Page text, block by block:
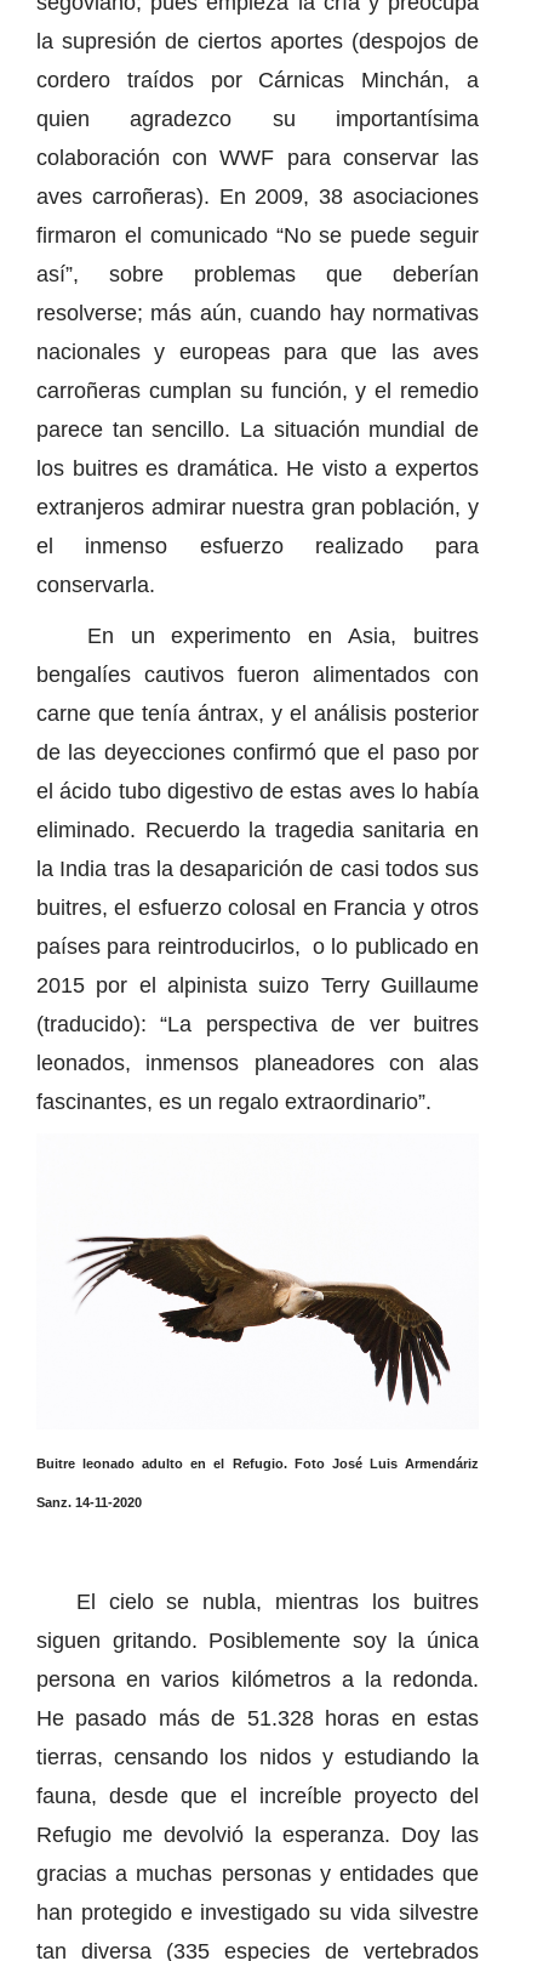
la supresión de ciertos aportes (despojos de
cordero traídos por Cárnicas Minchán, a
quien agradezco su importantísima
colaboración con WWF para conservar las
aves carroñeras). En 2009, 38 asociaciones
firmaron el comunicado “No se puede seguir
así”, sobre problemas que deberían
resolverse; más aún, cuando hay normativas
nacionales y europeas para que las aves
carroñeras cumplan su función, y el remedio
parece tan sencillo. La situación mundial de
los buitres es dramática. He visto a expertos
extranjeros admirar nuestra gran población, y
el inmenso esfuerzo realizado para
conservarla.
En un experimento en Asia, buitres
bengalíes cautivos fueron alimentados con
carne que tenía ántrax, y el análisis posterior
de las deyecciones confirmó que el paso por
el ácido tubo digestivo de estas aves lo había
eliminado. Recuerdo la tragedia sanitaria en
la India tras la desaparición de casi todos sus
buitres, el esfuerzo colosal en Francia y otros
países para reintroducirlos, o lo publicado en
2015 por el alpinista suizo Terry Guillaume
(traducido): “La perspectiva de ver buitres
leonados, inmensos planeadores con alas
fascinantes, es un regalo extraordinario”.
Buitre leonado adulto en el Refugio. Foto José Luis Armendáriz
Sanz. 14-11-2020
El cielo se nubla, mientras los buitres
siguen gritando. Posiblemente soy la única
persona en varios kilómetros a la redonda.
He pasado más de 51.328 horas en estas
tierras, censando los nidos y estudiando la
fauna, desde que el increíble proyecto del
Refugio me devolvió la esperanza. Doy las
gracias a muchas personas y entidades que
han protegido e investigado su vida silvestre
tan diversa (335 especies de vertebrados